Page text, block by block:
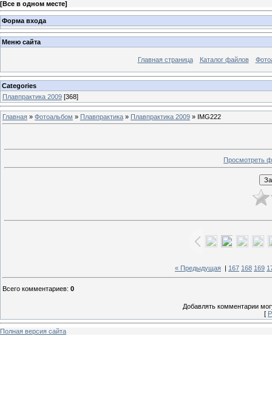
[Все в одном месте]
Форма входа
Меню сайта
Главная страница Каталог файлов
Categories
Плавпрактика 2009 [368]
Главная » Фотоальбом » Плавпрактика » Плавпрактика 2009 » IMG222
Просмотреть
« Предыдущая 167 168 169
Всего комментариев: 0
Добавлять комментарии
[
Полная версия сайта